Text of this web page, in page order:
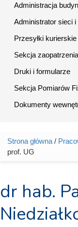
Administracja
Administrator sieci
Przesyłki kurierskie
Sekcja
Druki i formularze
Sekcja Pomiarów
Dokumenty
Jesteś tutaj
Strona główna /
prof. UG
dr hab.